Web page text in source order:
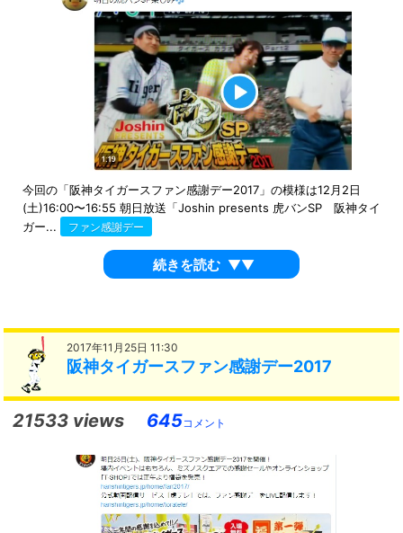
今回の「阪神タイガースファン感謝デー2017」の模様は12月2日
(土)16:00〜16:55 朝日放送「Joshin presents 虎バンSP 阪神タイ
ガー...
ファン感謝デー
続きを読む ▼▼
2017年11月25日 11:30
阪神タイガースファン感謝デー2017
21533 views 645コメント